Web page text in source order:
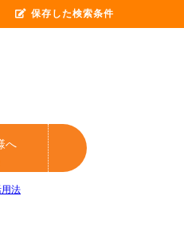
へ
法
保存した検索条件